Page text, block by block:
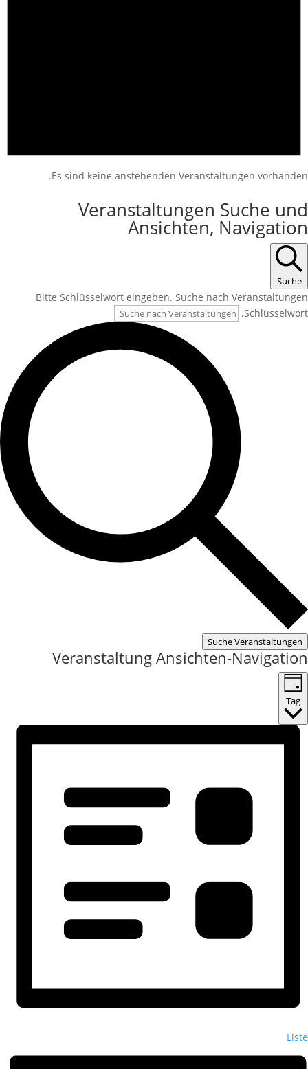
Es sind keine anstehenden Veranstaltungen vorhanden.
Veranstaltungen Suche und
Ansichten, Navigation
Suche
Bitte Schlüsselwort eingeben. Suche nach Veranstaltungen
Schlüsselwort.
Suche Veranstaltungen
Veranstaltung Ansichten-Navigation
Tag
Liste